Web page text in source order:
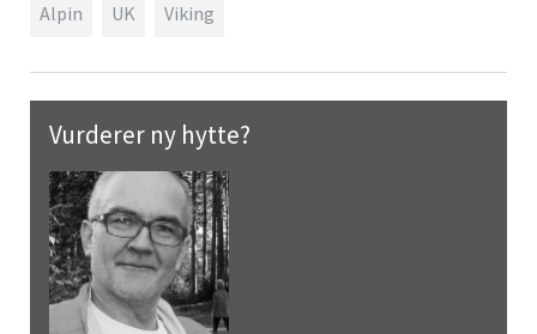
Alpin UK Viking
Vurderer ny hytte?